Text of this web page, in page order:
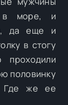
в море, и
да еще и
в стогу
половинку
Где же ее